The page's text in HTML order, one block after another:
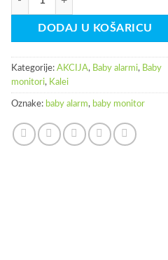
DODAJ U KOŠARICU
Kategorije: AKCIJA, Baby alarmi, Baby
monitori, Kalei
Oznake: baby alarm, baby monitor